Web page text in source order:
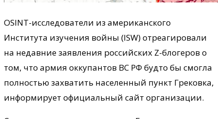
OSINT-исследователи из американского
Института изучения войны (ISW) отреагировали
на недавние заявления российских Z-блогеров о
том, что армия оккупантов ВС РФ будто бы смогла
полностью захватить населенный пункт Грековка,
информирует официальный сайт организации.